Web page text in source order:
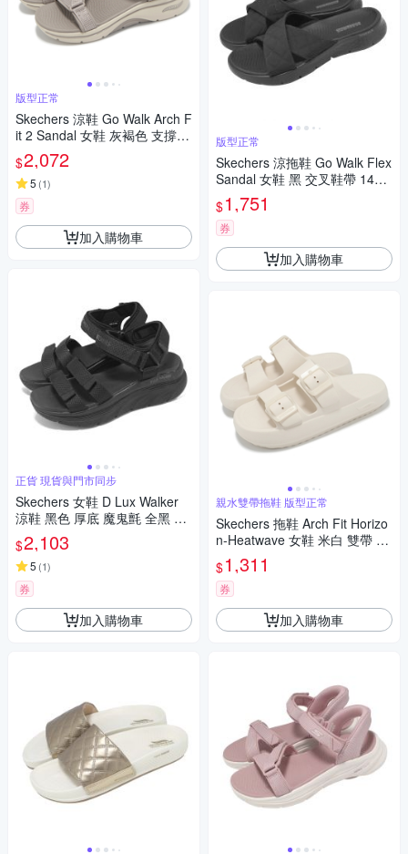
版型正常
Skechers 涼鞋 Go Walk Arch F
it 2 Sandal 女鞋 灰褐色 支撐
緩衝 健走涼鞋 140876TPE
$2,072
5 (1)
券
加入購物車
正貨 現貨與門市同步
Skechers 女鞋 D Lux Walker
涼鞋 黑色 厚底 魔鬼氈 全黑 11
9828BBK
$2,103
5 (1)
券
加入購物車
版型正常
Skechers 涼拖鞋 Go Walk Flex
Sandal 女鞋 黑 交叉鞋帶 1415
36BBK
$1,751
券
加入購物車
親水雙帶拖鞋 版型正常
Skechers 拖鞋 Arch Fit Horizo
n-Heatwave 女鞋 米白 雙帶 防
水 支撐 涼拖鞋 111645NAT
$1,311
券
加入購物車